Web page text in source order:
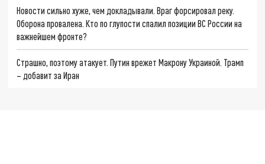
Новости сильно хуже, чем докладывали. Враг форсировал реку.
Оборона провалена. Кто по глупости спалил позиции ВС России на
важнейшем фронте?
Страшно, поэтому атакует. Путин врежет Макрону Украиной. Трамп
– добавит за Иран